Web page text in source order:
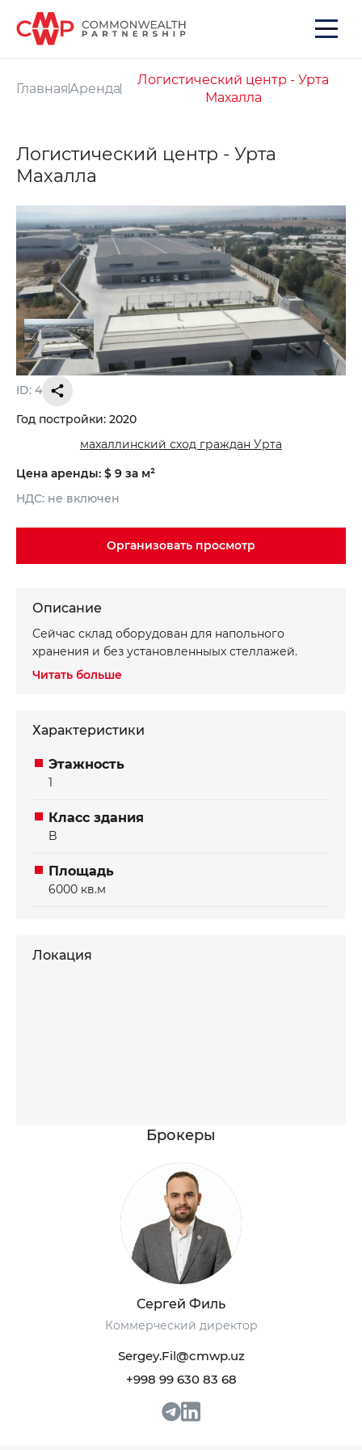
ГлавнаяАренда
Логистический центр - Урта
Махалла
Логистический центр - Урта
Махалла
ID: 4
Год постройки: 2020
махаллинский сход граждан Урта
Цена аренды: $ 9 за м²
НДС: не включен
Организовать просмотр
Описание
Сейчас склад оборудован для напольного
хранения и без установленныых стеллажей.
Читать больше
Характеристики
Этажность
1
Класс здания
B
Площадь
6000 кв.м
Локация
Брокеры
Сергей Филь
Коммерческий директор
Sergey.Fil@cmwp.uz
+998 99 630 83 68
Записаться на просмотр объекта
Телефон
Хотите получить консультацию?
Номер телефона